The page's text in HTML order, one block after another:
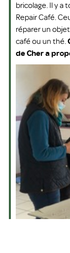
bricolage. Il y a
Repair Café.
réparer un
café ou un thé.
de Cher a